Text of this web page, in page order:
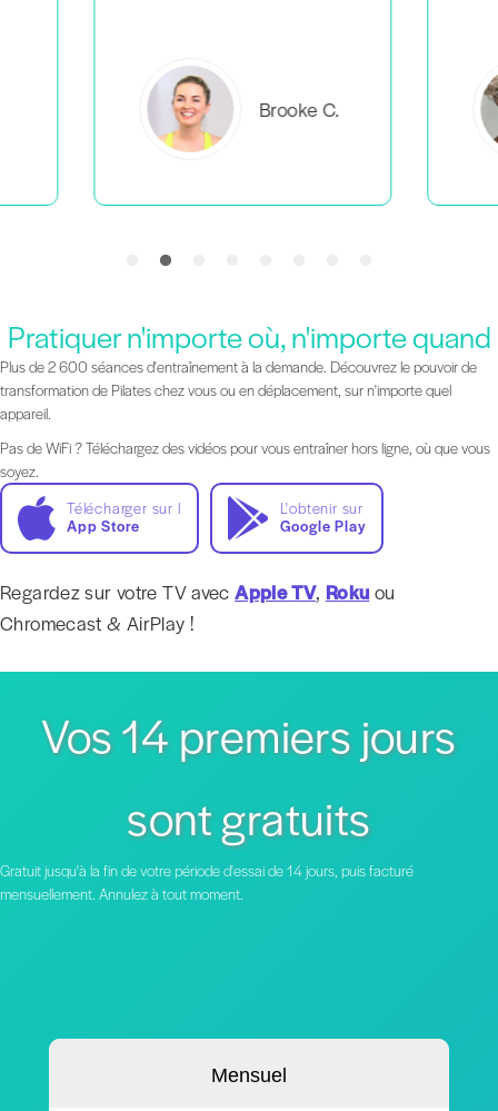
Everlea B.
Pratiquer n'importe où, n'importe quand
Plus de 2 600 séances d'entraînement à la demande. Découvrez le pouvoir de
transformation de Pilates chez vous ou en déplacement, sur n'importe quel
appareil.
Pas de WiFi ? Téléchargez des vidéos pour vous entraîner hors ligne, où que vous
soyez.
Télécharger sur l
App Store
L'obtenir sur
Google Play
Regardez sur votre TV avecApple TV, Roku ou
Chromecast & AirPlay !
Vos 14 premiers jours
sont gratuits
Gratuit jusqu'à la fin de votre période d'essai de 14 jours, puis facturé
mensuellement. Annulez à tout moment.
Mensuel